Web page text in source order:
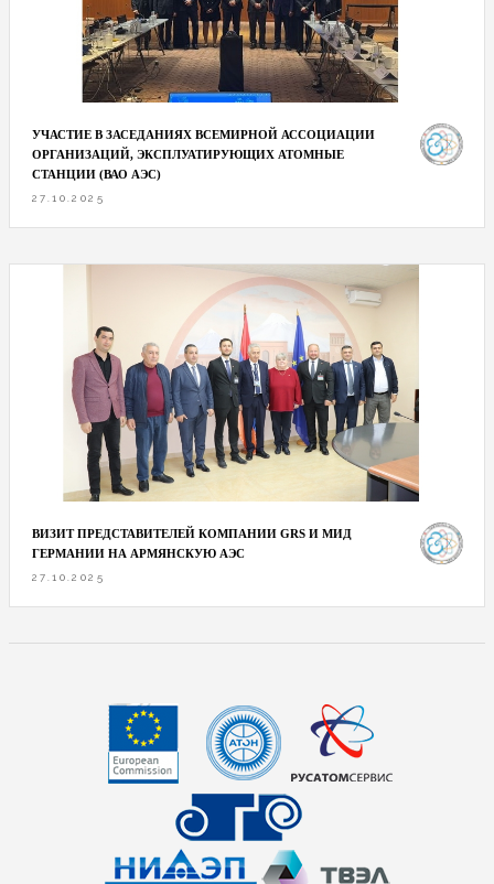
УЧАСТИЕ В ЗАСЕДАНИЯХ ВСЕМИРНОЙ АССОЦИАЦИИ
ОРГАНИЗАЦИЙ, ЭКСПЛУАТИРУЮЩИХ АТОМНЫЕ
СТАНЦИИ (ВАО АЭС)
27.10.2025
ВИЗИТ ПРЕДСТАВИТЕЛЕЙ КОМПАНИИ GRS И МИД
ГЕРМАНИИ НА АРМЯНСКУЮ АЭС
27.10.2025